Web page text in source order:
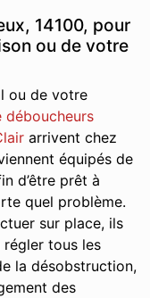
14100, pour
ou de votre
ou de votre
déboucheurs
arrivent chez
équipés de
d’être prêt à
quel problème.
sur place, ils
tous les
la désobstruction,
des